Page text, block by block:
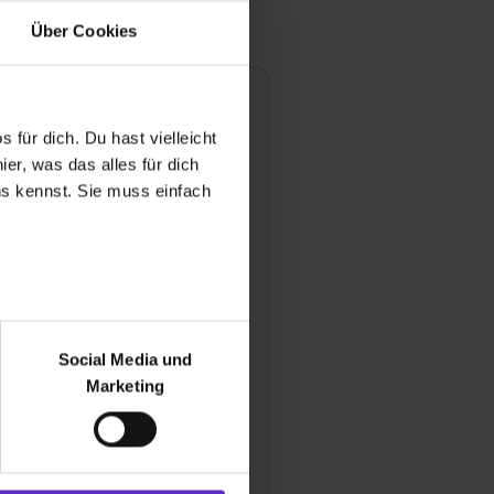
Über Cookies
für dich. Du hast vielleicht
was das alles für dich
kennst. Sie muss einfach
bei Benutzung der
zu analysieren
soziale Medien, Werbung
Marketing“). Unsere
bereitgestellt hast oder die
Social Media und
Marketing
Düsseldorf